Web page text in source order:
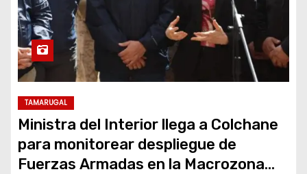
TAMARUGAL
Ministra del Interior llega a Colchane
para monitorear despliegue de
Fuerzas Armadas en la Macrozona